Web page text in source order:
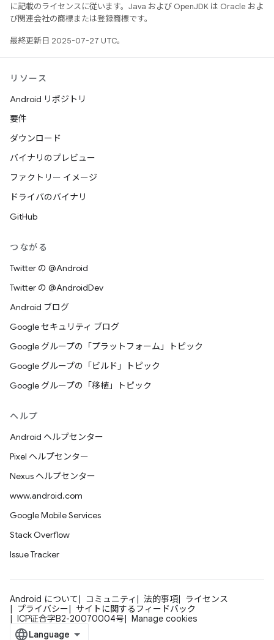
に記載のライセンスに従います。Java および OpenJDK は Oracle およ
び関連会社の商標または登録商標です。
最終更新日 2025-07-27 UTC。
リソース
Android リポジトリ
要件
ダウンロード
バイナリのプレビュー
ファクトリー イメージ
ドライバのバイナリ
GitHub
つながる
Twitter の @Android
Twitter の @AndroidDev
Android ブログ
Google セキュリティ ブログ
Google グループの「プラットフォーム」トピック
Google グループの「ビルド」トピック
Google グループの「移植」トピック
ヘルプ
Android ヘルプセンター
Pixel ヘルプセンター
Nexus ヘルプセンター
www.android.com
Google Mobile Services
Stack Overflow
Issue Tracker
Android について コミュニティ 法的事項
ライセンス
プライバシー
サイトに関するフィードバック
ICP证合字B2-20070004号
Manage cookies